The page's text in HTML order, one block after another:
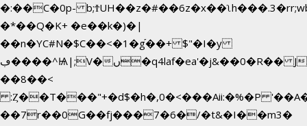
�:��C�0p- b;ϮUH��z�#��6z�x��ʅh���.
�*��Q�K+ �e��k�)�|
��n�YC#N�$C��<�1�g֡��+ $"�I�y
ڢ����^Ѩ|;V�ں�q4laf�ea'�j&��0�R�� J0O
��8��<
:Ȥ��T���"+�d$�h�,0�<���Aii:�%�P
��7r��0G��fj���7�6�/�t&�I��m3�